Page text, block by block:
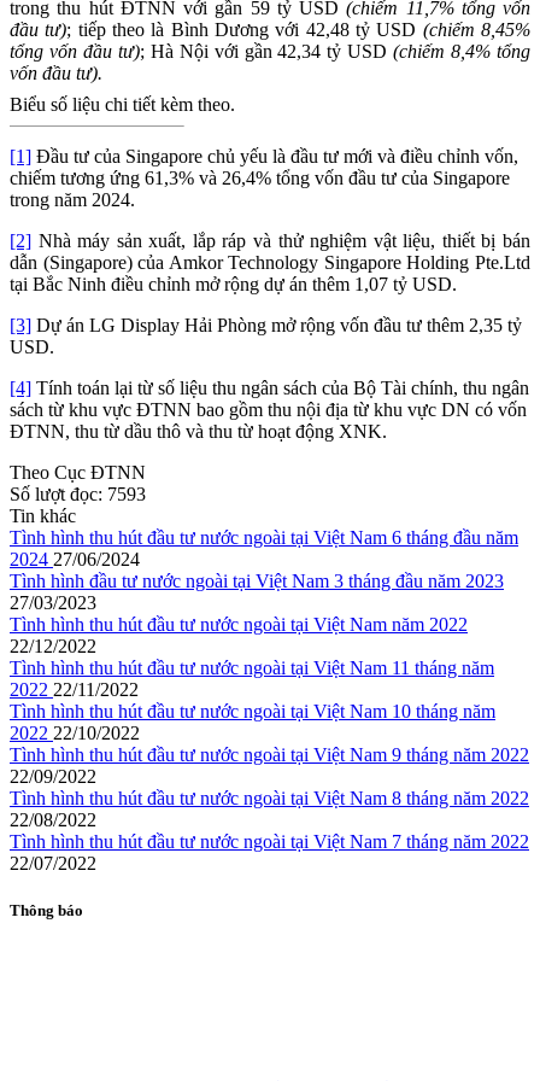
trong thu hút ĐTNN với gần 59 tỷ USD(chiếm 11,7% tổng vốn
đầu tư); tiếp theo là Bình Dương với 42,48tỷ USD (chiếm 8,45%
tổng vốn đầu tư); Hà Nội với gần 42,34tỷ USD(chiếm 8,4% tổng
vốn đầu tư).
Biểu số liệu chi tiết kèm theo.
[1] Đầu tư của Singapore chủ yếu là đầu tư mới và điều chỉnh vốn,
chiếm tương ứng 61,3% và 26,4% tổng vốn đầu tư của Singapore
trong năm 2024.
[2] Nhà máy sản xuất, lắp ráp và thử nghiệm vật liệu, thiết bị bán
dẫn (Singapore) của Amkor Technology Singapore Holding Pte.Ltd
tại Bắc Ninh điều chỉnh mở rộng dự án thêm 1,07 tỷ USD.
[3] Dự án LG Display Hải Phòng mở rộng vốn đầu tư thêm 2,35 tỷ
USD.
[4] Tính toán lại từ số liệu thu ngân sách của Bộ Tài chính, thu ngân
sách từ khu vực ĐTNN bao gồm thu nội địa từ khu vực DN có vốn
ĐTNN, thu từ dầu thô và thu từ hoạt động XNK.
Theo Cục ĐTNN
Số lượt đọc: 7593
Tin khác
Tình hình thu hút đầu tư nước ngoài tại Việt Nam 6 tháng đầu năm
2024 27/06/2024
Tình hình đầu tư nước ngoài tại Việt Nam 3 tháng đầu năm 2023
27/03/2023
Tình hình thu hút đầu tư nước ngoài tại Việt Nam năm 2022
22/12/2022
Tình hình thu hút đầu tư nước ngoài tại Việt Nam 11 tháng năm
2022 22/11/2022
Tình hình thu hút đầu tư nước ngoài tại Việt Nam 10 tháng năm
2022 22/10/2022
Tình hình thu hút đầu tư nước ngoài tại Việt Nam 9 tháng năm 2022
22/09/2022
Tình hình thu hút đầu tư nước ngoài tại Việt Nam 8 tháng năm 2022
22/08/2022
Tình hình thu hút đầu tư nước ngoài tại Việt Nam 7 tháng năm 2022
22/07/2022
Thông báo